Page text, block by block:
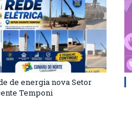
de energia nova Setor
Temponi